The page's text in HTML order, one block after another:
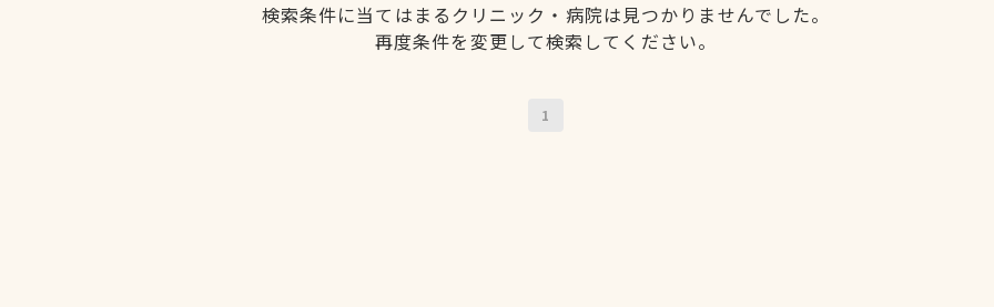
検索条件に当てはまるクリニック・病院は見つかりませんでした。
再度条件を変更して検索してください。
1